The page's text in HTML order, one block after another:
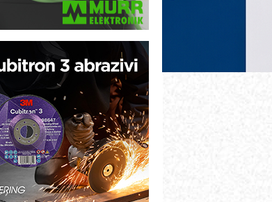
na prvom mestu!
- više od 40 godina
u industriji
ADVANCED INDICATOR
signalizacija za efikasnije
mašinama
ispitivanje transformatora u
elektranama i vetroparkovima
na gradilištu- standard